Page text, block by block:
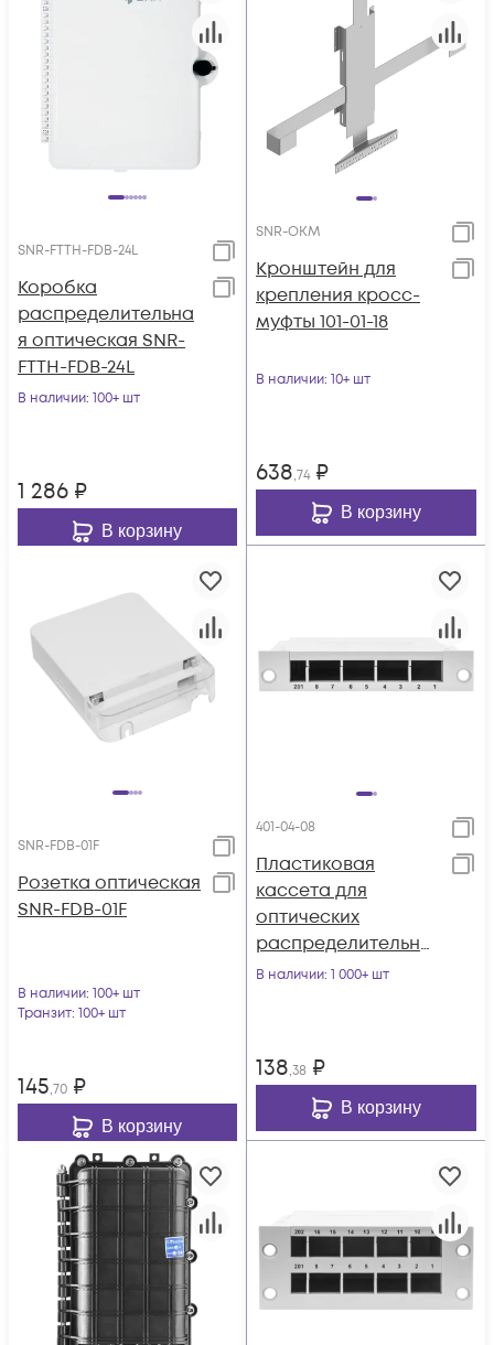
SNR-FTTH-FDB-24L
Коробка
распределительна
я оптическая SNR-
FTTH-FDB-24L
В наличии: 100+ шт
1 286 ₽
В корзину
SNR-OKM
Кронштейн для
крепления кросс-
муфты 101-01-18
В наличии: 10+ шт
638,74 ₽
В корзину
SNR-FDB-01F
Розетка оптическая
SNR-FDB-01F
В наличии: 100+ шт
Транзит: 100+ шт
145,70 ₽
В корзину
401-04-08
Пластиковая
кассета для
оптических
распределительны
х коробок 8 портов
В наличии: 1 000+ шт
138,38 ₽
В корзину